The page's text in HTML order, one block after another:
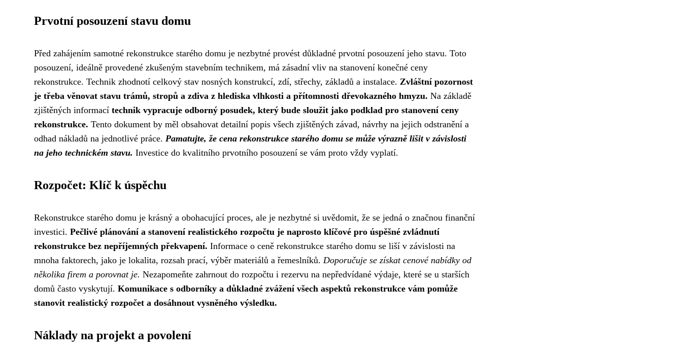
Prvotní posouzení stavu domu
Před zahájením samotné rekonstrukce starého domu je nezbytné provést důkladné prvotní posouzení jeho stavu. Toto
posouzení, ideálně provedené zkušeným stavebním technikem, má zásadní vliv na stanovení konečné ceny
rekonstrukce. Technik zhodnotí celkový stav nosných konstrukcí, zdí, střechy, základů a instalace. Zvláštní pozornost
je třeba věnovat stavu trámů, stropů a zdiva z hlediska vlhkosti a přítomnosti dřevokazného hmyzu. Na základě
zjištěných informací technik vypracuje odborný posudek, který bude sloužit jako podklad pro stanovení ceny
rekonstrukce. Tento dokument by měl obsahovat detailní popis všech zjištěných závad, návrhy na jejich odstranění a
odhad nákladů na jednotlivé práce. Pamatujte, že cena rekonstrukce starého domu se může výrazně lišit v závislosti
na jeho technickém stavu. Investice do kvalitního prvotního posouzení se vám proto vždy vyplatí.
Rozpočet: Klíč k úspěchu
Rekonstrukce starého domu je krásný a obohacující proces, ale je nezbytné si uvědomit, že se jedná o značnou finanční
investici. Pečlivé plánování a stanovení realistického rozpočtu je naprosto klíčové pro úspěšné zvládnutí
rekonstrukce bez nepříjemných překvapení. Informace o ceně rekonstrukce starého domu se liší v závislosti na
mnoha faktorech, jako je lokalita, rozsah prací, výběr materiálů a řemeslníků. Doporučuje se získat cenové nabídky od
několika firem a porovnat je. Nezapomeňte zahrnout do rozpočtu i rezervu na nepředvídané výdaje, které se u starších
domů často vyskytují. Komunikace s odborníky a důkladné zvážení všech aspektů rekonstrukce vám pomůže
stanovit realistický rozpočet a dosáhnout vysněného výsledku.
Náklady na projekt a povolení